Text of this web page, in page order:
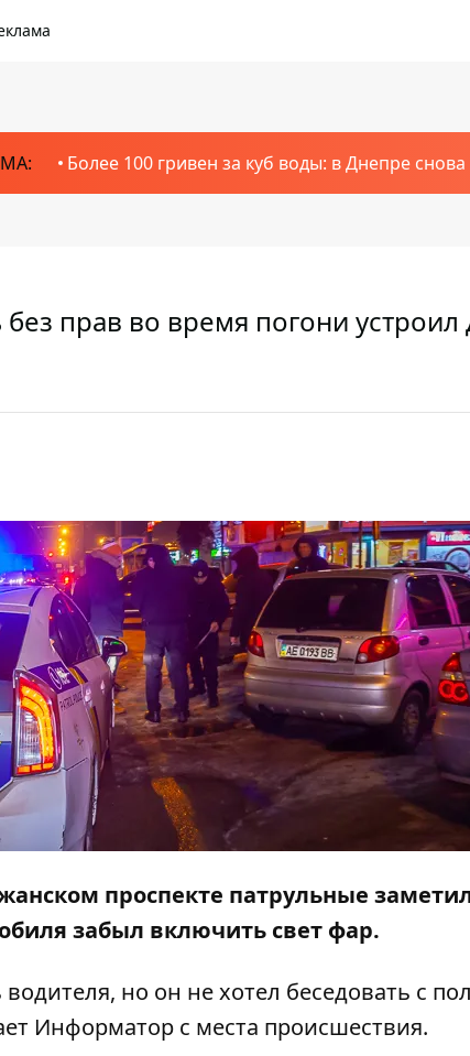
Более 100 гривен за куб воды: в Днепре
прав во время погони устроил
проспекте патрульные
забыл включить свет фар.
но он не хотел беседовать с
Информатор с места происшествия.